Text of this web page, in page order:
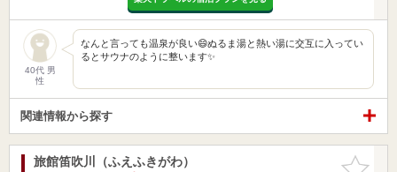
40代 男
性
なんと言っても温泉が良い😄ぬるま湯と熱い湯に交互に入ってい
るとサウナのように整います✨
関連情報から探す
お気に入
旅館笛吹川（ふえふきがわ）